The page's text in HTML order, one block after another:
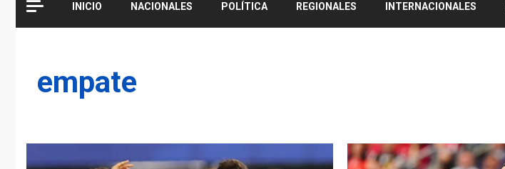
INICIO NACIONALES POLÍTICA REGIONALES INTERNACIONALES
empate